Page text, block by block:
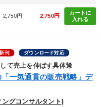
未来先見
だけます。
2,750円 2,750円
カートに
入れる
刊 ダウンロード対応
て売上を伸ばす具体策
一気通貫の販売戦略」デ
グコンサルタント)